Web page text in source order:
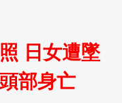
日女遭墜
部身亡